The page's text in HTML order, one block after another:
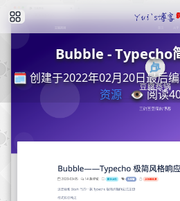
Bubble - Typecho
🗓️ 创建于2022年02月20日 最 后 编
最后
资源 👁️ 阅读